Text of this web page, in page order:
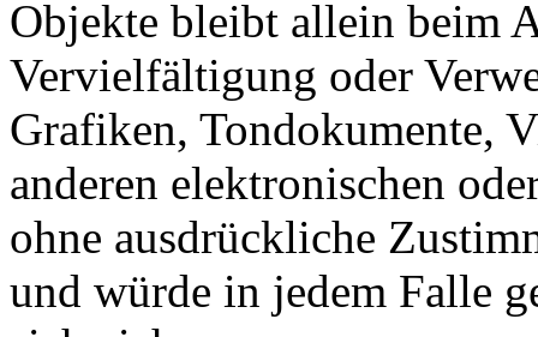
Objekte bleibt allein beim
Vervielfältigung oder
Grafiken, Tondokumente,
anderen elektronischen
ohne ausdrückliche
und würde in jedem Falle